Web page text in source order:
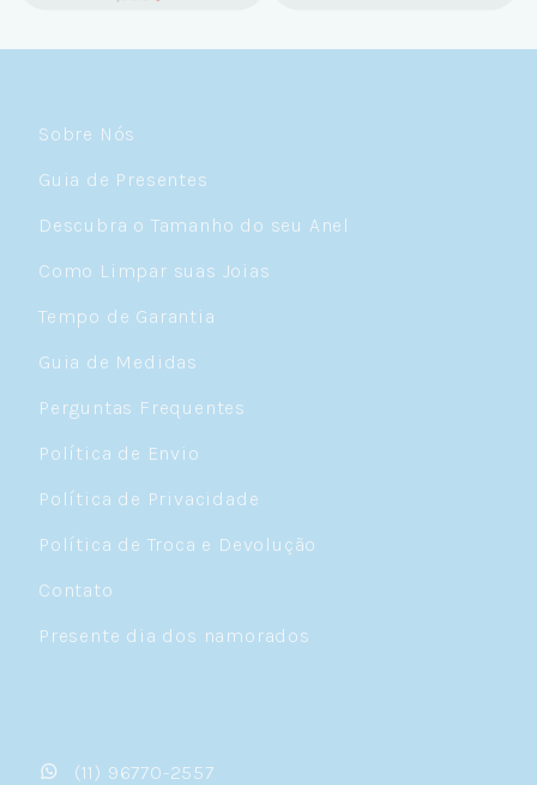
Sobre Nós
Guia de Presentes
Descubra o Tamanho do seu Anel
Como Limpar suas Joias
Tempo de Garantia
Guia de Medidas
Perguntas Frequentes
Política de Envio
Política de Privacidade
Política de Troca e Devolução
Contato
Presente dia dos namorados
(11) 96770-2557